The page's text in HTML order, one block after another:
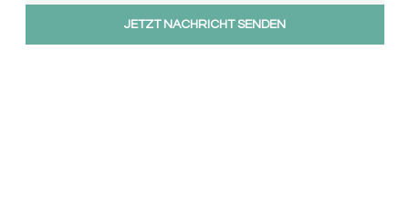
JETZT NACHRICHT SENDEN